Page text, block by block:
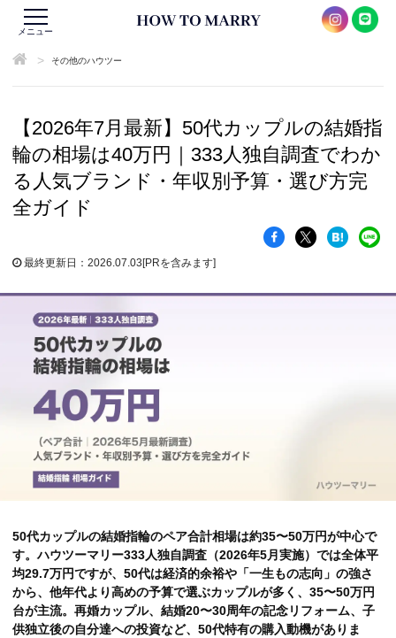
メニュー
> その他のハウツー
【2026年7月最新】50代カップルの結婚指
輪の相場は40万円｜333人独自調査でわか
る人気ブランド・年収別予算・選び方完
全ガイド
最終更新日：2026.07.03[PRを含みます]
50代カップルの結婚指輪のペア合計相場は約35〜50万円が中心で
す。ハウツーマリー333人独自調査（2026年5月実施）では全体平
均29.7万円ですが、50代は経済的余裕や「一生もの志向」の強さ
から、他年代より高めの予算で選ぶカップルが多く、35〜50万円
台が主流。再婚カップル、結婚20〜30周年の記念リフォーム、子
供独立後の自分達への投資など、50代特有の購入動機がありま